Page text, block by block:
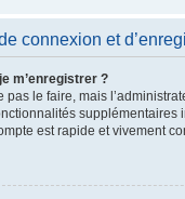
connexion et
m’enregistrer ?
pas le faire, mais
supplémentaires
est rapide et vivement